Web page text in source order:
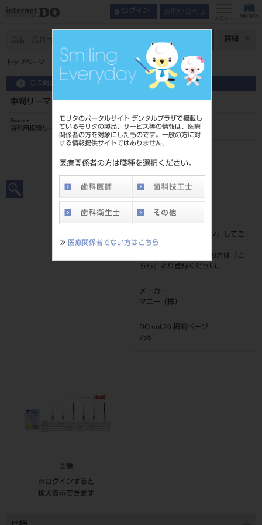
モリタのポータルサイト デンタルプラザで掲載し
ているモリタの製品、サービス等の情報は、医療
関係者の方を対象にしたものです。一般の方に対
する情報提供サイトではありません。
医療関係者の方は職種を選択ください。
≫ 医療関係者でない方はこちら
ログイン お問い合わせ
メニュー
詳細
トップページ 中間リーマ 21mm 6入 ＃27
この商品に関するお問い合わせ
中間リーマ 21mm 6入 ＃27
Reamer
歯科用根管リーマ
20239009027
JAN/EANコード
標準価格
ログイン
』してご
覧ください。
ネット会員登録がまだの方は『
こ
ちら
』より登録ください。
メーカー
マニー（株）
DO vol.26 掲載ページ
755
画像
※ログインすると
拡大表示できます